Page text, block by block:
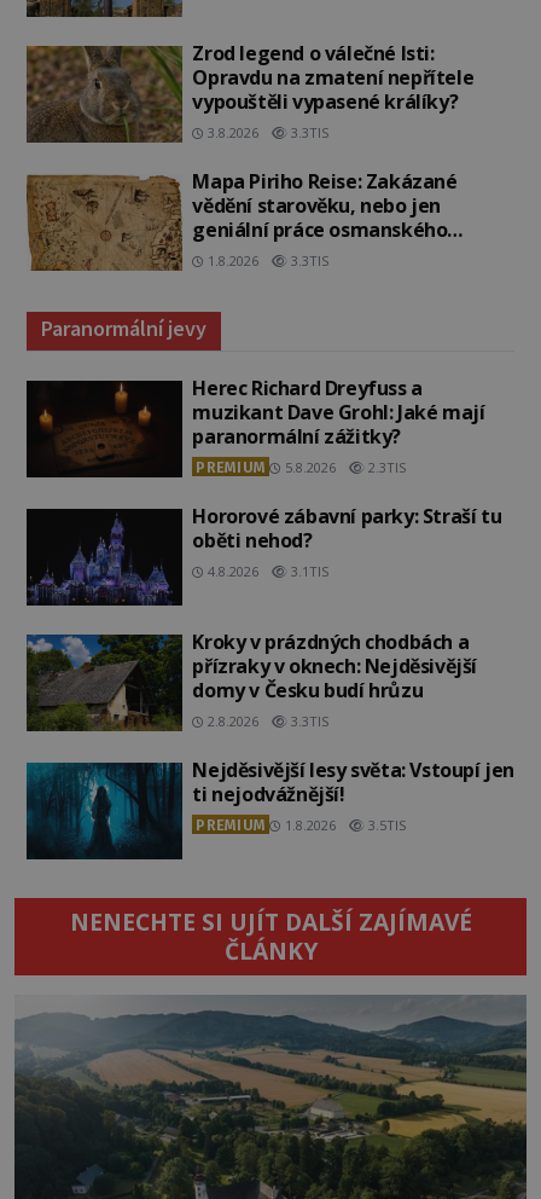
Zrod legend o válečné lsti:
Opravdu na zmatení nepřítele
vypouštěli vypasené králíky?
3.8.2026 3.3TIS
Mapa Piriho Reise: Zakázané
vědění starověku, nebo jen
geniální práce osmanského
admirála?
1.8.2026 3.3TIS
Paranormální jevy
Herec Richard Dreyfuss a
muzikant Dave Grohl: Jaké mají
paranormální zážitky?
PREMIUM 5.8.2026 2.3TIS
Hororové zábavní parky: Straší tu
oběti nehod?
4.8.2026 3.1TIS
Kroky v prázdných chodbách a
přízraky v oknech: Nejděsivější
domy v Česku budí hrůzu
2.8.2026 3.3TIS
Nejděsivější lesy světa: Vstoupí jen
ti nejodvážnější!
PREMIUM 1.8.2026 3.5TIS
NENECHTE SI UJÍT DALŠÍ ZAJÍMAVÉ
ČLÁNKY